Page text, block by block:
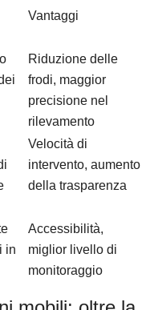
Vantaggi
Riduzione delle
frodi, maggior
precisione nel
rilevamento
Velocità di
intervento, aumento
della trasparenza
in
Accessibilità,
miglior livello di
monitoraggio